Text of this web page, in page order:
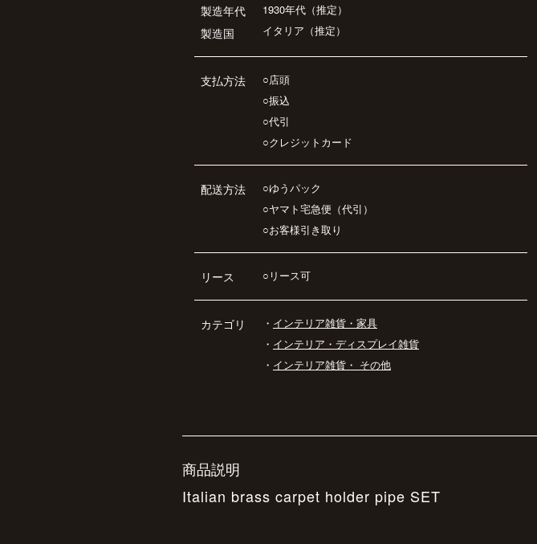
製造年代
製造国
1930年代（推定）
イタリア（推定）
支払方法
○店頭
○振込
○代引
○クレジットカード
配送方法
○ゆうパック
○ヤマト宅急便（代引）
○お客様引き取り
リース ○リース可
カテゴリ ・ インテリア雑貨・家具
・ インテリア・ディスプレイ雑貨
・ インテリア雑貨・ その他
商品説明
Italian brass carpet holder pipe SET